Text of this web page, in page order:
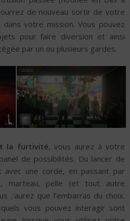
de nouveau sortir de votre
votre mission. Vous pouvez
pour faire diversion et ainsi
par un ou plusieurs gardes.
la furtivité, vous aurez à votre
de possibilités. Du lancer de
avec une corde, en passant par
marteau, pelle (et tout autre
,’aurez que l’embarras du choix.
vous pouvez interagir sont